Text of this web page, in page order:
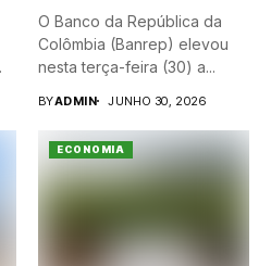
O Banco da República da
Colômbia (Banrep) elevou
nesta terça-feira (30) a...
BYADMIN JUNHO 30, 2026
ECONOMIA